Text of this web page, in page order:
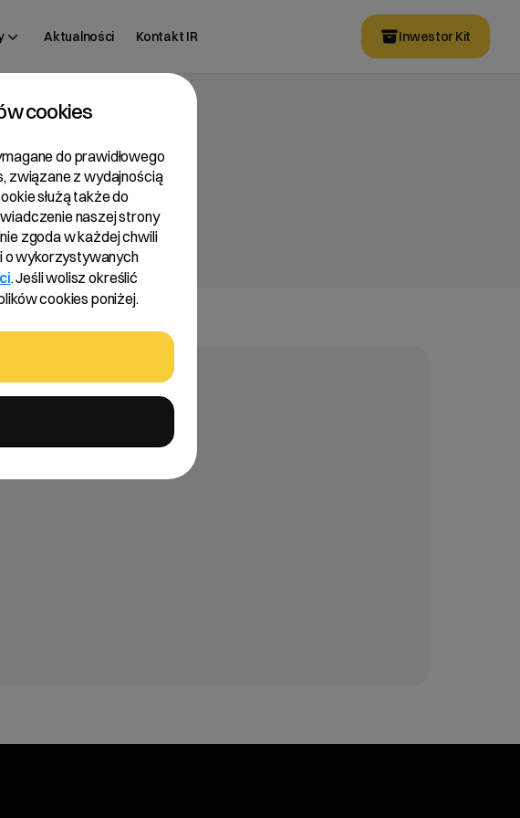
Aktualności Kontakt IR Inwestor Kit
cookies
do prawidłowego
związane z wydajnością
służą także do
naszej strony
zgoda w każdej chwili
o wykorzystywanych
. Jeśli wolisz określić
cookies poniżej.